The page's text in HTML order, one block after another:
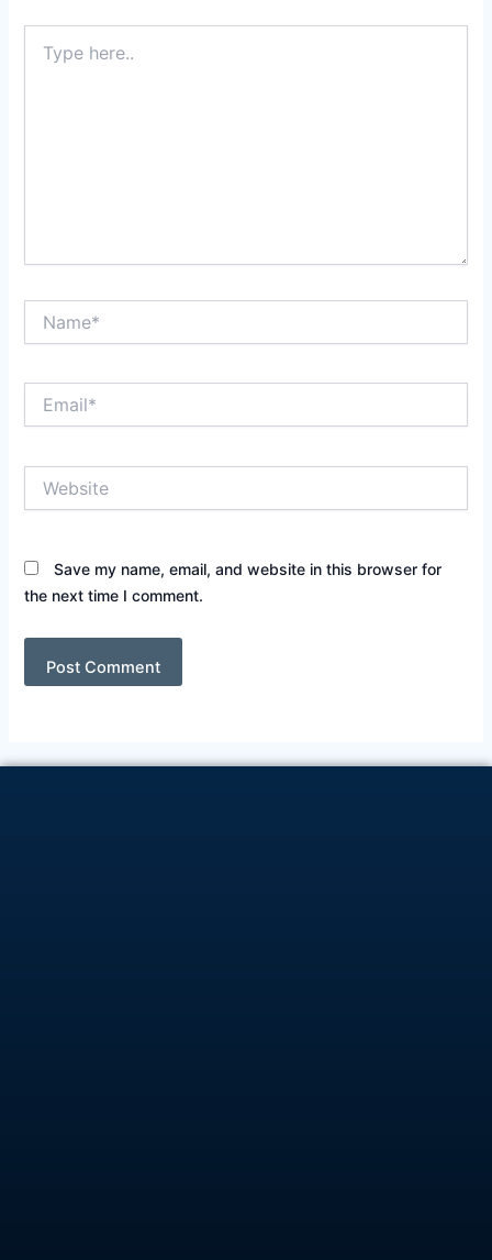
here..
Save my name, email, and website in this browser for
the next time I comment.